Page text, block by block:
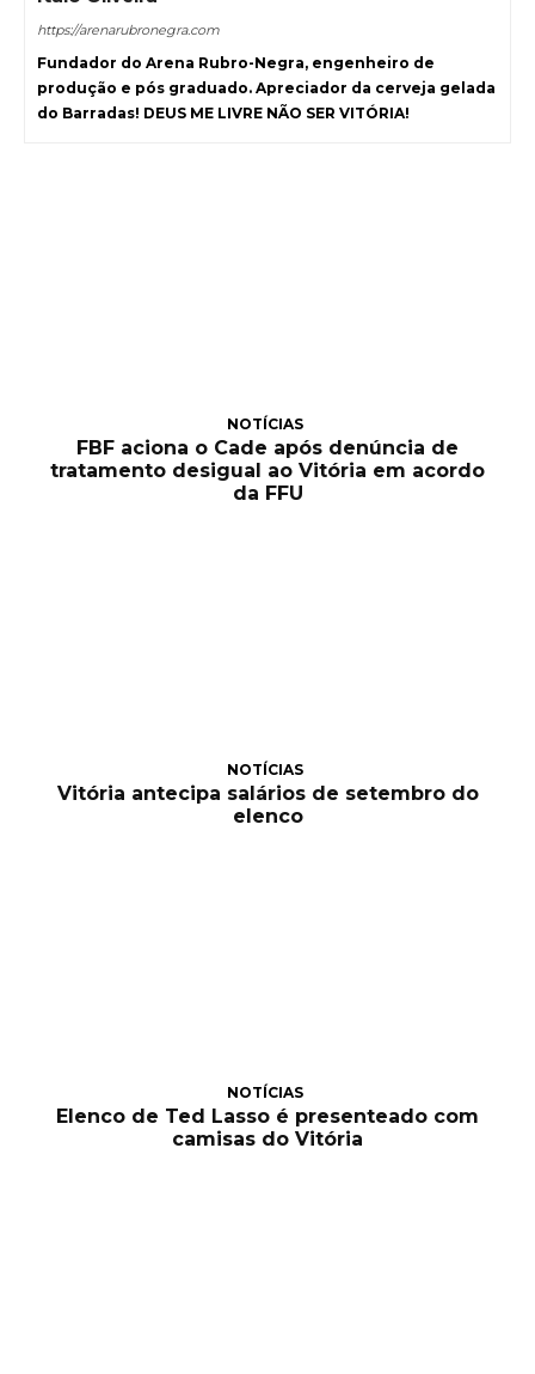
https://arenarubronegra.com
Fundador do Arena Rubro-Negra, engenheiro de
produção e pós graduado. Apreciador da cerveja gelada
do Barradas! DEUS ME LIVRE NÃO SER VITÓRIA!
NOTÍCIAS
FBF aciona o Cade após denúncia de
tratamento desigual ao Vitória em acordo
da FFU
NOTÍCIAS
Vitória antecipa salários de setembro do
elenco
NOTÍCIAS
Elenco de Ted Lasso é presenteado com
camisas do Vitória